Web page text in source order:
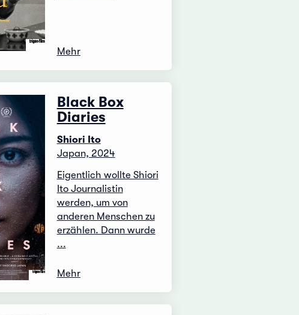
Mehr
Black Box
Diaries
Shiori Ito
Japan, 2024
Eigentlich wollte Shiori
Ito Journalistin
werden, um von
anderen Menschen zu
erzählen. Dann wurde
...
Mehr